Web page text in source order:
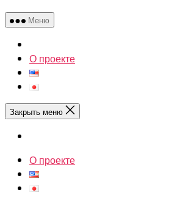
Меню
О проекте
Закрыть меню
О проекте